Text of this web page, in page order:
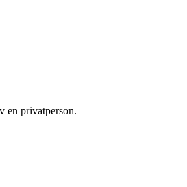
en privatperson.